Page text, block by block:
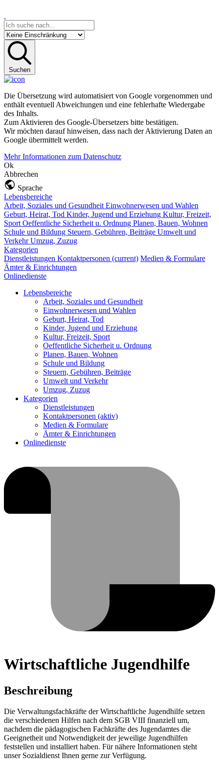
Suchen
Die Übersetzung wird automatisiert von Google vorgenommen und
enthält eventuell Abweichungen und eine fehlerhafte Wiedergabe
des Inhalts.
Zum Aktivieren des Google-Übersetzers bitte bestätigen.
Wir möchten darauf hinweisen, dass nach der Aktivierung Daten an
Google übermittelt werden.
Mehr Informationen zum Datenschutz
Ok
Abbrechen
Sprache
Lebensbereiche
Arbeit, Soziales und Gesundheit Einwohnerwesen und Wahlen
Geburt, Heirat, Tod Kinder, Jugend und Erziehung Kultur, Freizeit,
Sport Oeffentliche Sicherheit u. Ordnung Planen, Bauen, Wohnen
Schule und Bildung Steuern, Gebühren, Beiträge Umwelt und
VerkehrUmzug, Zuzug
Kategorien
Dienstleistungen Kontaktpersonen (current) Medien & Formulare
Ämter & Einrichtungen
Onlinedienste
Lebensbereiche
Arbeit, Soziales und Gesundheit
Einwohnerwesen und Wahlen
Geburt, Heirat, Tod
Kinder, Jugend und Erziehung
Kultur, Freizeit, Sport
Oeffentliche Sicherheit u. Ordnung
Planen, Bauen, Wohnen
Schule und Bildung
Steuern, Gebühren, Beiträge
Umwelt und Verkehr
Umzug, Zuzug
Kategorien
Dienstleistungen
Kontaktpersonen (aktiv)
Medien & Formulare
Ämter & Einrichtungen
Onlinedienste
Wirtschaftliche Jugendhilfe
Beschreibung
Die Verwaltungsfachkräfte der Wirtschaftliche Jugendhilfe setzen
die verschiedenen Hilfen nach dem SGB VIII finanziell um,
nachdem die pädagogischen Fachkräfte des Jugendamtes die
Geeignetheit und Notwendigkeit der jeweilige Jugendhilfen
feststellen und installiert haben. Für nähere Informationen steht
unser Sozialdienst Ihnen gerne zur Verfügung.